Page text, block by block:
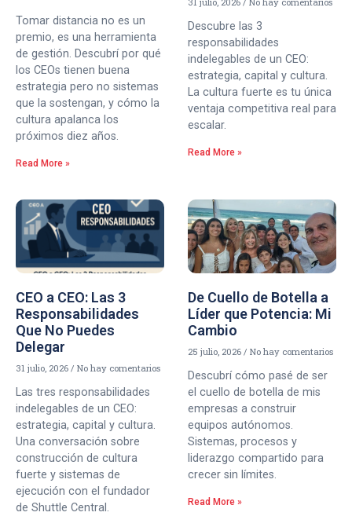
Tomar distancia no es un
premio, es una herramienta
de gestión. Descubrí por qué
los CEOs tienen buena
estrategia pero no sistemas
que la sostengan, y cómo la
cultura apalanca los
próximos diez años.
Read More »
Descubre las 3
responsabilidades
indelegables de un CEO:
estrategia, capital y cultura.
La cultura fuerte es tu única
ventaja competitiva real para
escalar.
Read More »
CEO a CEO: Las 3
Responsabilidades
Que No Puedes
Delegar
31 julio, 2026 No hay comentarios
Las tres responsabilidades
indelegables de un CEO:
estrategia, capital y cultura.
Una conversación sobre
construcción de cultura
fuerte y sistemas de
ejecución con el fundador
de Shuttle Central.
De Cuello de Botella a
Líder que Potencia: Mi
Cambio
25 julio, 2026 No hay comentarios
Descubrí cómo pasé de ser
el cuello de botella de mis
empresas a construir
equipos autónomos.
Sistemas, procesos y
liderazgo compartido para
crecer sin límites.
Read More »